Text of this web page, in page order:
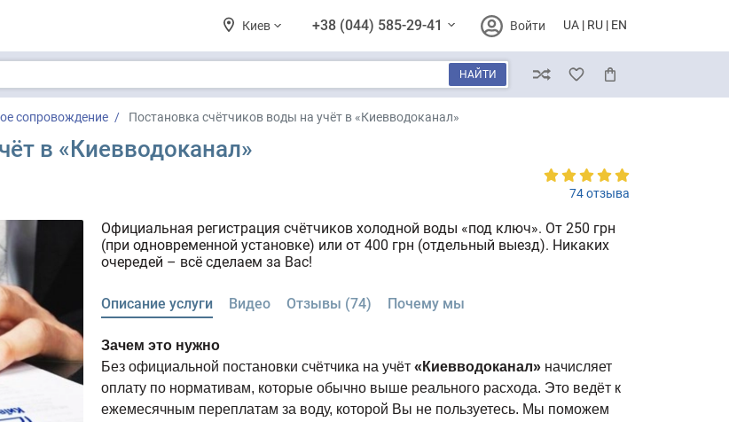
Киев +38 (044) 585-29-41 Войти UA RU EN
НАЙТИ СравнениеИзбранноеКорзина
сопровождение Постановка счётчиков воды на учёт в «Киевводоканал»
в «Киевводоканал»
74 отзыва
Официальная регистрация счётчиков холодной воды «под ключ». От 250 грн
(при одновременной установке) или от 400 грн (отдельный выезд). Никаких
очередей – всё сделаем за Вас!
Описание услуги Видео Отзывы (74) Почему мы
Зачем это нужно
Без официальной постановки счётчика на учёт«Киевводоканал» начисляет
оплату по нормативам, которые обычно выше реального расхода. Это ведёт к
ежемесячным переплатам за воду, которой Вы не пользуетесь. Мы поможем